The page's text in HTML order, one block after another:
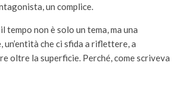
un complice.
tempo non è solo un tema, ma una
un’entità che ci sfida a riflettere, a
oltre la superficie. Perché, come scriveva